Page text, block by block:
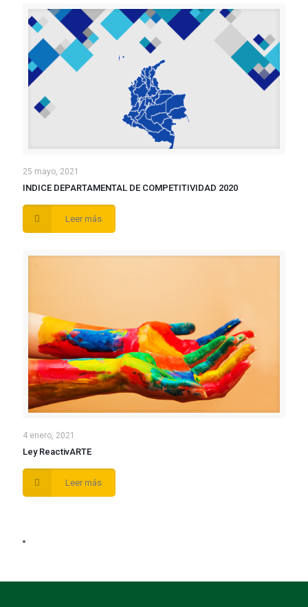
25 mayo, 2021
INDICE DEPARTAMENTAL DE COMPETITIVIDAD 2020
Leer más
4 enero, 2021
Ley ReactivARTE
Leer más